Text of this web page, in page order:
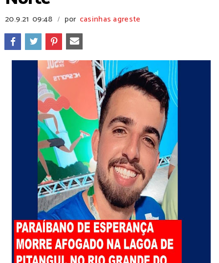
20.9.21 09:48 / por casinhas agreste